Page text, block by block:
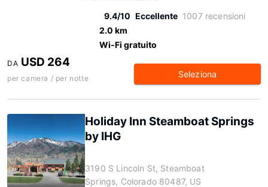
9.4/10 Eccellente 1007 recensioni
2.0 km
Wi-Fi gratuito
DA USD 264
per camera / per notte Seleziona
Holiday Inn Steamboat Springs
by IHG
3190 S Lincoln St, Steamboat
Springs, Colorado 80487, US